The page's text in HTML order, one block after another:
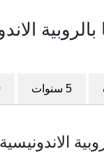
5 سنوات